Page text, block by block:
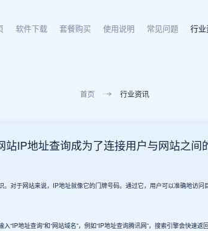
软件下载 套餐购买 使用说明 常见问题 行
首页 行业资讯
站IP地址查询成为了连接用户与网站之间
于网站来说，IP地址就像它的门牌号码。通过它，用户可以准确地访
地址查询”和“网站域名”，例如“IP地址查询腾讯网”，搜索引擎会快速